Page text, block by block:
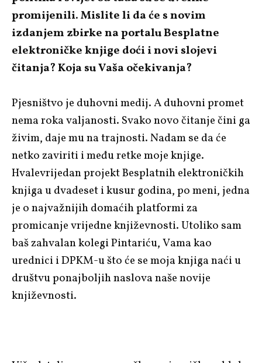
promijenili. Mislite li da će s novim
izdanjem zbirke na portalu Besplatne
elektroničke knjige doći i novi slojevi
čitanja? Koja su Vaša očekivanja?
Pjesništvo je duhovni medij. A duhovni promet
nema roka valjanosti. Svako novo čitanje čini ga
živim, daje mu na trajnosti. Nadam se da će
netko zaviriti i među retke moje knjige.
Hvalevrijedan projekt Besplatnih elektroničkih
knjiga u dvadeset i kusur godina, po meni, jedna
je o najvažnijih domaćih platformi za
promicanje vrijedne književnosti. Utoliko sam
baš zahvalan kolegi Pintariću, Vama kao
urednici i DPKM-u što će se moja knjiga naći u
društvu ponajboljih naslova naše novije
književnosti.